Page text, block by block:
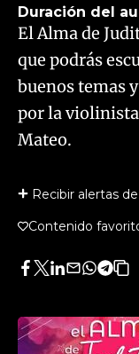
Duración del
El Alma de
que podrás
buenos temas
por la
Mateo.
Recibir alertas
Contenido
Facebook
Twitter
LinkedIn
Enviar
Whatsapp